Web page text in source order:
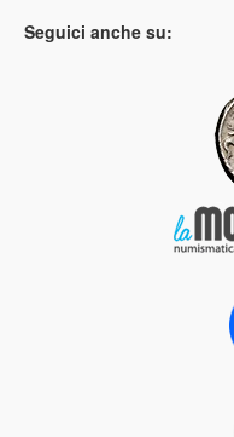
Seguici anche su: